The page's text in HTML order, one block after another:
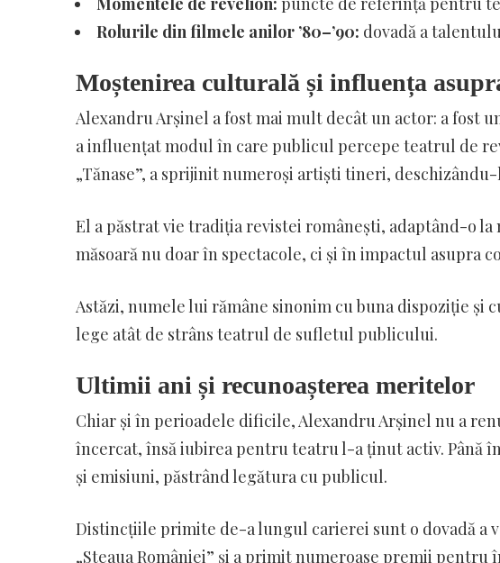
Rolurile din filmele anilor ’80–’90: dovadă a
Moștenirea culturală și influența
Alexandru Arșinel a fost mai mult decât un actor: a fost
a influențat modul în care publicul percepe teatrul de
„Tănase”, a sprijinit numeroși artiști tineri,
El a păstrat vie tradiția revistei românești, adaptând-o
măsoară nu doar în spectacole, ci și în impactul asupra
Astăzi, numele lui rămâne sinonim cu buna dispoziție și
lege atât de strâns teatrul de sufletul publicului.
Ultimii ani și recunoașterea meritelor
Chiar și în perioadele dificile, Alexandru Arșinel nu a
încercat, însă iubirea pentru teatru l-a ținut activ. Până
și emisiuni, păstrând legătura cu publicul.
Distincțiile primite de-a lungul carierei sunt o dovadă a
„Steaua României” și a primit numeroase premii